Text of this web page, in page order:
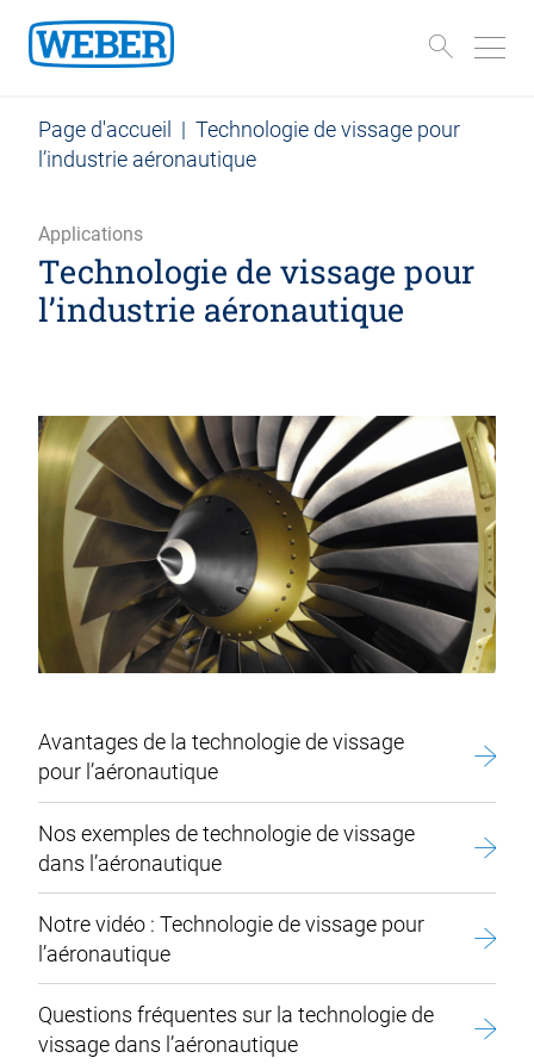
Page d'accueil | Technologie de vissage pour
l’industrie aéronautique
Applications
Technologie de vissage pour
l’industrie aéronautique
Avantages de la technologie de vissage
pour l’aéronautique
Nos exemples de technologie de vissage
dans l’aéronautique
Notre vidéo : Technologie de vissage pour
l’aéronautique
Questions fréquentes sur la technologie de
vissage dans l’aéronautique